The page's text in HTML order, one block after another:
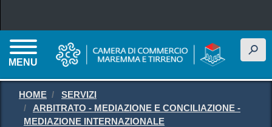
MENU
h
HOME
SERVIZI
ARBITRATO - MEDIAZIONE E CONCILIAZIONE -
MEDIAZIONE INTERNAZIONALE